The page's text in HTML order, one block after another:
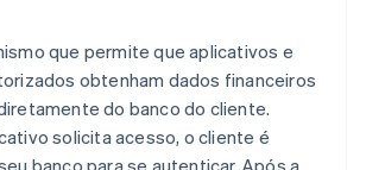
que permite que aplicativos e
obtenham dados financeiros
do banco do cliente.
solicita acesso, o cliente é